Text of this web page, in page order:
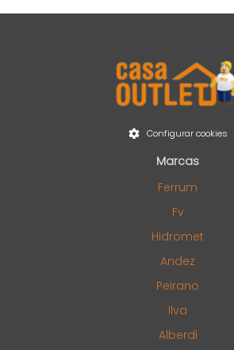
Configurar cookies
Marcas
Ferrum
Fv
Hidromet
Andez
Peirano
Ilva
Alberdi